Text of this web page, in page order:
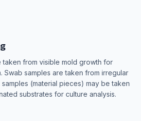
taken from visible mold growth for
Swab samples are taken from irregular
(material pieces) may be taken
substrates for culture analysis.